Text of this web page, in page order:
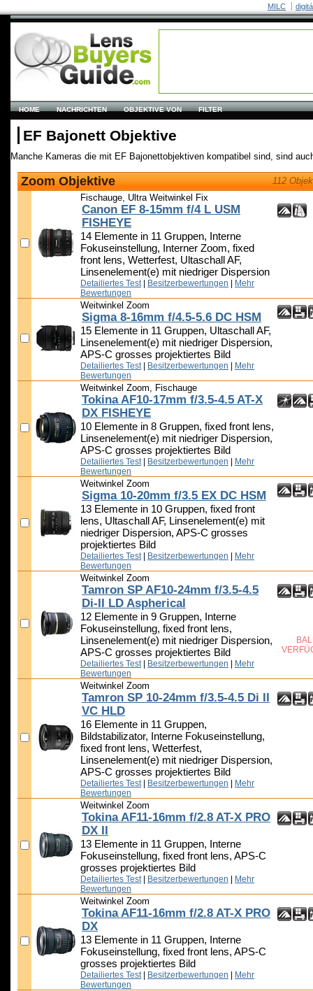
MILC
HOME NACHRICHTEN OBJEKTIVE VON FILTER
EF Bajonett Objektive
Manche Kameras die mit EF Bajonettobjektiven kompatibel sind, sind
112
Zoom Objektive
Fischauge, Ultra Weitwinkel Fix
Canon EF 8-15mm f/4 L USM
FISHEYE
14 Elemente in 11 Gruppen, Interne
Fokuseinstellung, Interner Zoom, fixed
front lens, Wetterfest, Ultaschall AF,
Linsenelement(e) mit niedriger Dispersion
Detailiertes Test Besitzerbewertungen
Mehr
Bewertungen
Weitwinkel Zoom
Sigma 8-16mm f/4.5-5.6 DC HSM
15 Elemente in 11 Gruppen, Ultaschall AF,
Linsenelement(e) mit niedriger Dispersion,
APS-C grosses projektiertes Bild
Detailiertes Test Besitzerbewertungen
Mehr
Bewertungen
Weitwinkel Zoom, Fischauge
Tokina AF10-17mm f/3.5-4.5 AT-X
DX FISHEYE
10 Elemente in 8 Gruppen, fixed front lens,
Linsenelement(e) mit niedriger Dispersion,
APS-C grosses projektiertes Bild
Detailiertes Test Besitzerbewertungen
Mehr
Bewertungen
Weitwinkel Zoom
Sigma 10-20mm f/3.5 EX DC HSM
13 Elemente in 10 Gruppen, fixed front
lens, Ultaschall AF, Linsenelement(e) mit
niedriger Dispersion, APS-C grosses
projektiertes Bild
Detailiertes Test Besitzerbewertungen
Mehr
Bewertungen
Weitwinkel Zoom
Tamron SP AF10-24mm f/3.5-4.5
Di-II LD Aspherical
12 Elemente in 9 Gruppen, Interne
Fokuseinstellung, fixed front lens,
Linsenelement(e) mit niedriger Dispersion,
APS-C grosses projektiertes Bild
Detailiertes Test
Besitzerbewertungen
Mehr
Bewertungen
Weitwinkel Zoom
Tamron SP 10-24mm f/3.5-4.5 Di II
VC HLD
16 Elemente in 11 Gruppen,
Bildstabilizator, Interne Fokuseinstellung,
fixed front lens, Wetterfest,
Linsenelement(e) mit niedriger Dispersion,
APS-C grosses projektiertes Bild
Detailiertes Test Besitzerbewertungen
Mehr
Bewertungen
Weitwinkel Zoom
Tokina AF11-16mm f/2.8 AT-X PRO
DX II
13 Elemente in 11 Gruppen, Interne
Fokuseinstellung, fixed front lens, APS-C
grosses projektiertes Bild
Detailiertes Test Besitzerbewertungen
Mehr
Bewertungen
Weitwinkel Zoom
Tokina AF11-16mm f/2.8 AT-X PRO
DX
13 Elemente in 11 Gruppen, Interne
Fokuseinstellung, fixed front lens, APS-C
grosses projektiertes Bild
Detailiertes Test Besitzerbewertungen
Mehr
Bewertungen